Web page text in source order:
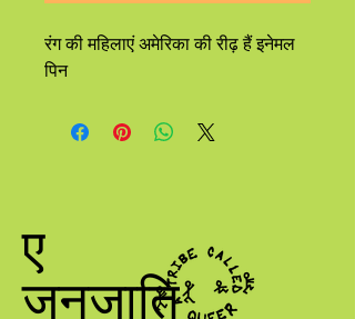
रंग की महिलाएं अमेरिका की रीढ़ हैं इनेमल
पिन
ए
जनजाति